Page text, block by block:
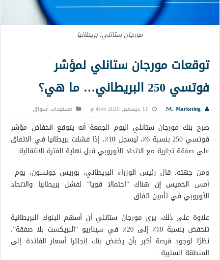
مورجان ستانلي، بريطانيا
توقعات مورجان ستانلي لمؤشر
فوتسي 250 البريطاني… ما هي؟
NC Marketing 11 ديسمبر, 2020 4:55 م مستجدات أسواق
صرح بنك مورجان ستانلي اليوم الجمعة أنه يتوقع انخفاض مؤشر
فوتسي 250 بنسبة 6٪، ليسجل 10٪، إذا فشلت بريطانيا في الاتفاق
على صفقة تجارية مع الاتحاد الأوروبي قبل نهاية الفترة الانتقالية.
ومن جهته، قال رئيس الوزراء البريطاني، بوريس جونسون، يوم
أمس الخميس إن هناك “احتمالا قويا” لفشل بريطانيا والاتحاد
الأوروبي في تأمين اتفاق.
علاوة على ذلك، يرى مورجان ستانلي أن أسهم البنوك البريطانية
تنخفض بنسبة 10٪ إلى 20٪ في سيناريو “البريكست بلا صفقة”،
نظرًا لوجود فرصة أكبر بأن يخفض بنك إنجلترا أسعار الفائدة إلى
المنطقة السلبية.